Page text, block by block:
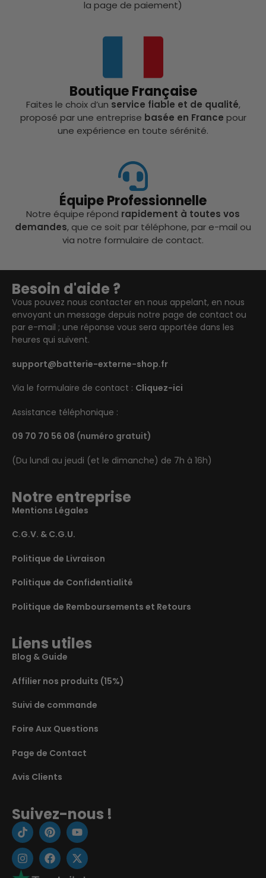
la page de paiement)
Boutique Française
Faites le choix d’un service fiable et de qualité,
proposé par une entreprise basée en France pour
une expérience en toute sérénité.
Équipe Professionnelle
Notre équipe répond rapidement à toutes vos
demandes, que ce soit par téléphone, par e-mail ou
via notre formulaire de contact.
Besoin d'aide ?
Vous pouvez nous contacter en nous appelant, en nous
envoyant un message depuis notre page de contact ou
par e-mail ; une réponse vous sera apportée dans les
heures qui suivent.
support@batterie-externe-shop.fr
Via le formulaire de contact : Cliquez-ici
Assistance téléphonique :
09 70 70 56 08 (numéro gratuit)
(Du lundi au jeudi (et le dimanche) de 7h à 16h)
Notre entreprise
Mentions Légales
C.G.V. & C.G.U.
Politique de Livraison
Politique de Confidentialité
Politique de Remboursements et Retours
Liens utiles
Blog & Guide
Affilier nos produits (15%)
Suivi de commande
Foire Aux Questions
Page de Contact
Avis Clients
Suivez-nous !